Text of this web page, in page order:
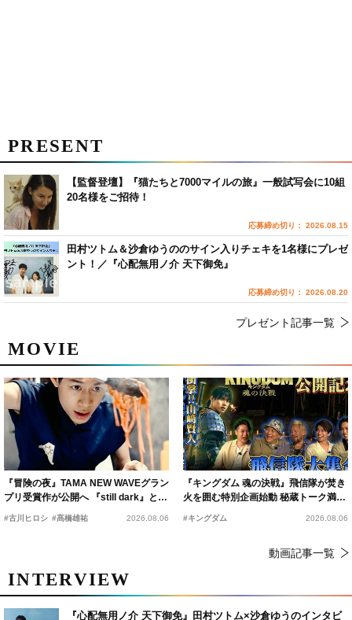
MOVIE
『冒険の夜』TAMA NEW WAVEグラン
プリ受賞作が公開へ 『still dark』と同
#古川ヒロシ #髙橋雄祐 2026.08.06
『キングダム 魂の決戦』飛信隊が焚き
火を囲む特別企画始動 秘蔵トーク満載
#キングダム 2026.08.06
動画記事一覧
INTERVIEW
『心配無用ノ介 天下御免』田村ツトム×沙倉ゆうのインタビ
PRESENT
【監督登壇】『猫たちと7000マイルの旅』一般試写会に10組
20名様をご招待！
応募締め切り： 2026.08.15
田村ツトム＆沙倉ゆうののサイン入りチェキを1名様にプレゼ
ント！／『心配無用ノ介 天下御免』
応募締め切り： 2026.08.20
プレゼント記事一覧